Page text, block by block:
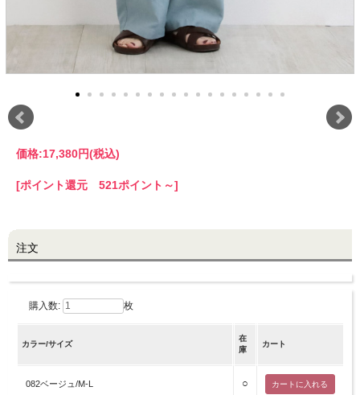
実店舗のご案内
brand site
価格:17,380円(税込)
[ポイント還元 521ポイント～]
注文
購入数: 枚
カラー/サイズ
在
庫
カート
082ベージュ/M-L ○